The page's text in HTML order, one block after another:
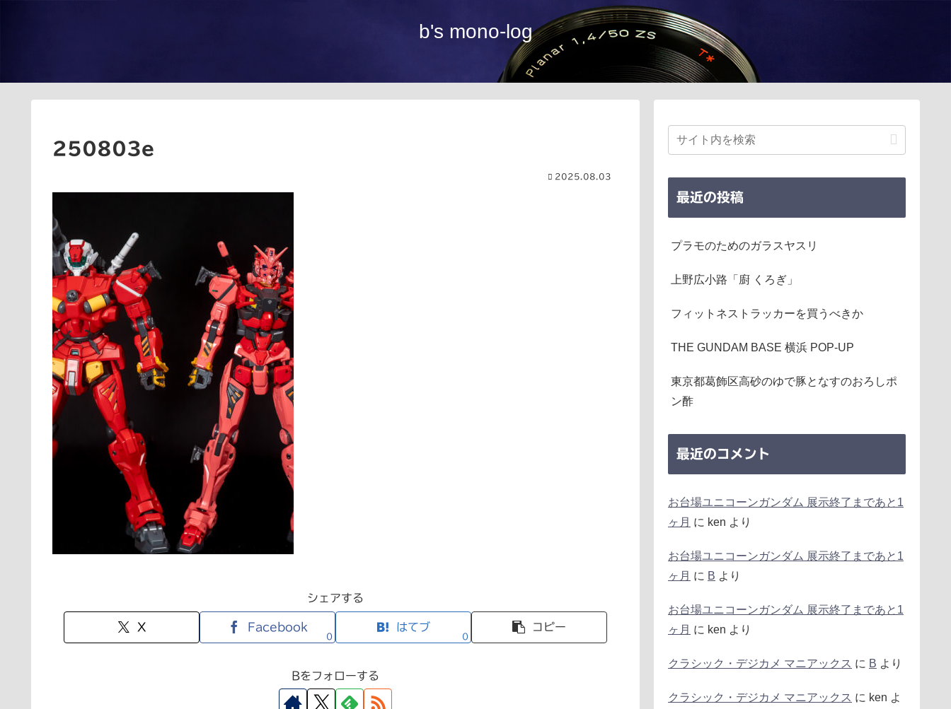
b's mono-log
250803e
2025.08.03
シェアする
X Facebook
0
はてブ
0
コピー
Bをフォローする
最近の投稿
プラモのためのガラスヤスリ
上野広小路「廚 くろぎ」
フィットネストラッカーを買うべきか
THE GUNDAM BASE 横浜 POP-UP
東京都葛飾区高砂のゆで豚となすのおろしポ
ン酢
最近のコメント
お台場ユニコーンガンダム 展示終了まであと1
ヶ月 に ken より
お台場ユニコーンガンダム 展示終了まであと1
ヶ月 に B より
お台場ユニコーンガンダム 展示終了まであと1
ヶ月 に ken より
クラシック・デジカメ マニアックス に B より
クラシック・デジカメ マニアックス に ken よ